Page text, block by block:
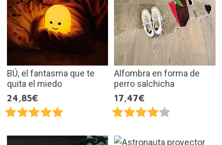
BÚ, el fantasma que te
quita el miedo
24,85€
Alfombra en forma de
perro salchicha
17,47€